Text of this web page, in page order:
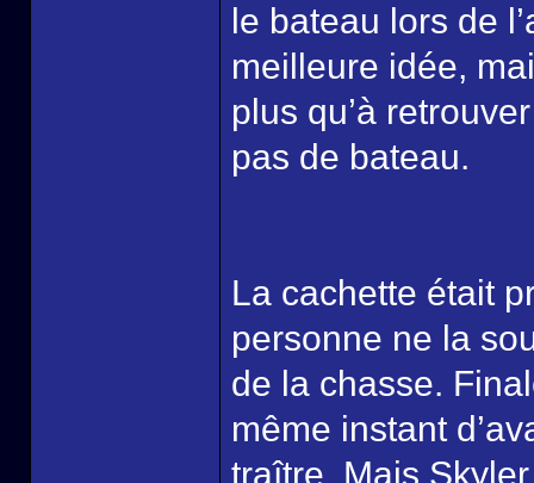
le bateau lors de
meilleure idée,
plus qu’à
pas de bateau.
La cachette était
personne ne la
de la chasse.
même instant
traître. Mais